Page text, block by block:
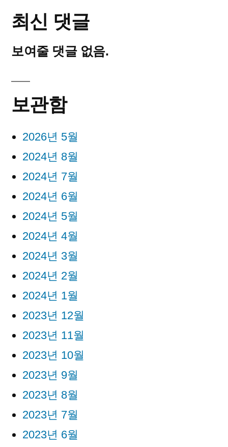
최신 댓글
보여줄 댓글 없음.
보관함
2026년 5월
2024년 8월
2024년 7월
2024년 6월
2024년 5월
2024년 4월
2024년 3월
2024년 2월
2024년 1월
2023년 12월
2023년 11월
2023년 10월
2023년 9월
2023년 8월
2023년 7월
2023년 6월